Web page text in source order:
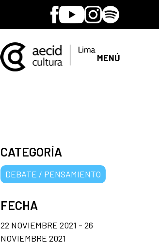
Facebook
YoutubeInstagram
Spotify
MENÚ
CATEGORÍA
DEBATE / PENSAMIENTO
FECHA
22 NOVIEMBRE 2021 - 26
NOVIEMBRE 2021